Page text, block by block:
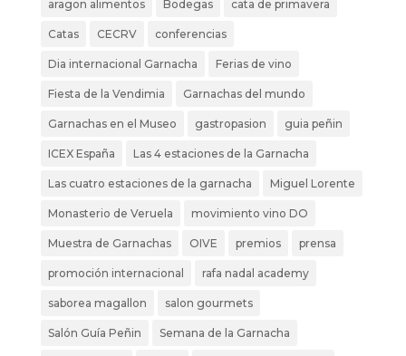
aragon alimentos Bodegas cata de primavera
Catas CECRV conferencias
Dia internacional Garnacha Ferias de vino
Fiesta de la Vendimia Garnachas del mundo
Garnachas en el Museo gastropasion guia peñin
ICEX España Las 4 estaciones de la Garnacha
Las cuatro estaciones de la garnacha Miguel Lorente
Monasterio de Veruela movimiento vino DO
Muestra de Garnachas OIVE premios prensa
promoción internacional rafa nadal academy
saborea magallon salon gourmets
Salón Guía Peñin Semana de la Garnacha